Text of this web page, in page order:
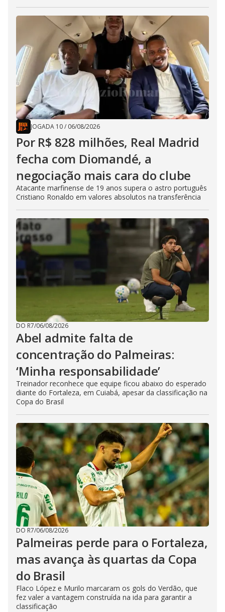
JOGADA 10/ 06/08/2026
Por R$ 828 milhões, Real Madrid
fecha com Diomandé, a
negociação mais cara do clube
Atacante marfinense de 19 anos supera o astro português
Cristiano Ronaldo em valores absolutos na transferência
DO R7/06/08/2026
Abel admite falta de
concentração do Palmeiras:
‘Minha responsabilidade’
Treinador reconhece que equipe ficou abaixo do esperado
diante do Fortaleza, em Cuiabá, apesar da classificação na
Copa do Brasil
DO R7/06/08/2026
Palmeiras perde para o Fortaleza,
mas avança às quartas da Copa
do Brasil
Flaco López e Murilo marcaram os gols do Verdão, que
fez valer a vantagem construída na ida para garantir a
classificação